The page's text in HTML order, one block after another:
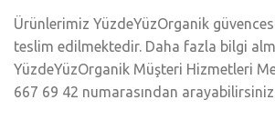
Ürünlerimiz YüzdeYüzOrganik
teslim edilmektedir. Daha fazla bilgi
YüzdeYüzOrganik Müşteri Hizmetleri
667 69 42 numarasından